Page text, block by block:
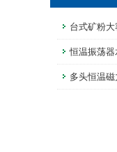
台式矿粉
恒温振荡器
多头恒温